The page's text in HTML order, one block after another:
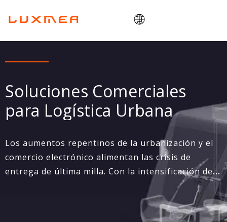
bicicleta de carga
Utilidad
Blog
Contacto
Soluciones Comerciales
para Logística Urbana
Los aumentos repentinos de la urbanización y el
comercio electrónico alimentan las crisis de
entrega de última milla. Con la intensificación de
las regulaciones medioambientales. Luxmea
impulsa la transición de la movilidad a través de
bicicletas de carga diseñadas con un tren motriz